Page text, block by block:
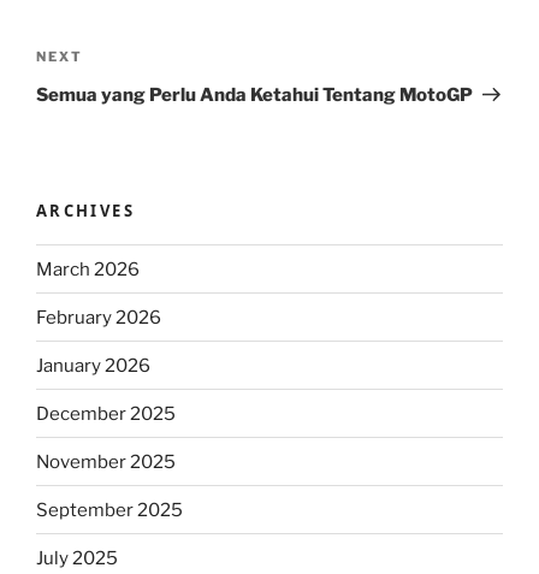
navigation
Next
Post
NEXT
Semua yang Perlu Anda Ketahui Tentang MotoGP
ARCHIVES
March 2026
February 2026
January 2026
December 2025
November 2025
September 2025
July 2025